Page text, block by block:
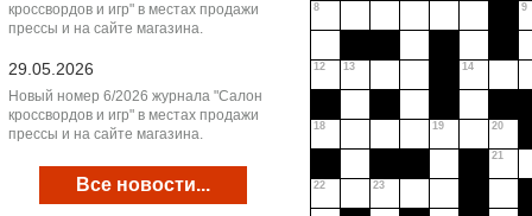
кроссвордов и игр" в местах продажи
прессы и на сайте магазина.
29.05.2026
Новый номер 6/2026 журнала "Салон
кроссвордов и игр" в местах продажи
прессы и на сайте магазина.
Все новости...
8 9
12 13 14
18 19 20
21
22 23